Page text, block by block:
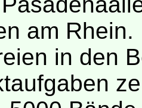
am Rhein.
in den